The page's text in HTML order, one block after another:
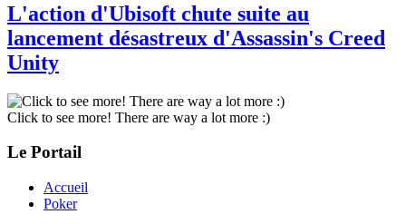
L'action d'Ubisoft chute suite au
lancement désastreux d'Assassin's Creed
Unity
Click to see more! There are way a lot more :)
Le Portail
Accueil
Poker